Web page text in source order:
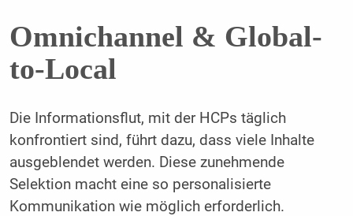
Omnichannel & Global-
to-Local
Die Informationsflut, mit der HCPs täglich
konfrontiert sind, führt dazu, dass viele Inhalte
ausgeblendet werden. Diese zunehmende
Selektion macht eine so personalisierte
Kommunikation wie möglich erforderlich.